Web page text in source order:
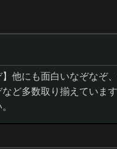
他にも面白いなぞなぞ
ど多数取り揃えていま